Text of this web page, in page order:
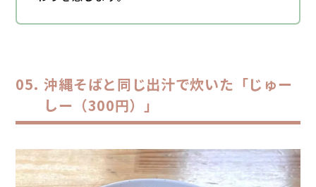
沖縄そばと同じ出汁で炊いた「じゅー
しー（300円）」